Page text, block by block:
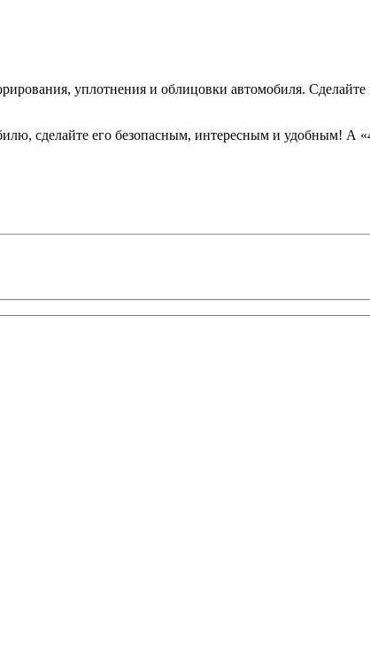
уплотнения и облицовки автомобиля.
сделайте его безопасным, интересным и удобным! А